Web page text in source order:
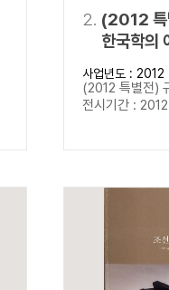
용할 수 있습니다.
2. (2012 특
한국학의
사업년도 : 2012
(2012 특별전)
전시기간 :